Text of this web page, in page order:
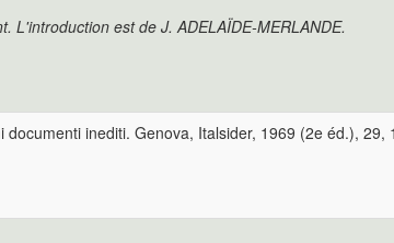
L'introduction est de J. ADELAÏDE-MERLANDE.
inediti. Genova, Italsider, 1969 (2e éd.),